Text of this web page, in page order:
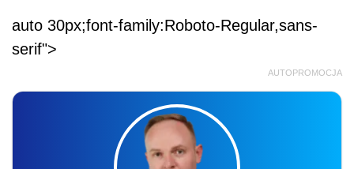
auto 30px;font-family:Roboto-Regular,sans-
serif">
AUTOPROMOCJA